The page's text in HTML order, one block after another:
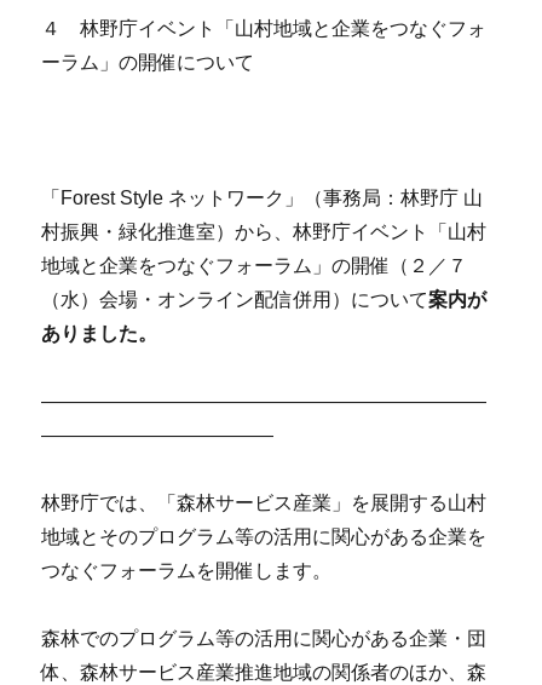
４ 林野庁イベント「山村地域と企業をつなぐフォ
ーラム」の開催について
「Forest Style ネットワーク」（事務局：林野庁 山
村振興・緑化推進室）から、林野庁イベント「山村
地域と企業をつなぐフォーラム」の開催（２／７
（水）会場・オンライン配信併用）について案内が
ありました。
―――――――――――――――――――――――
――――――――――――
林野庁では、「森林サービス産業」を展開する山村
地域とそのプログラム等の活用に関心がある企業を
つなぐフォーラムを開催します。
森林でのプログラム等の活用に関心がある企業・団
体、森林サービス産業推進地域の関係者のほか、森